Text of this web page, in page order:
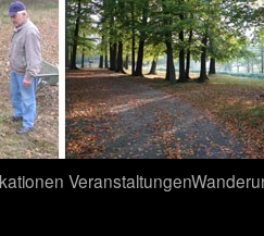
Veranstaltungen